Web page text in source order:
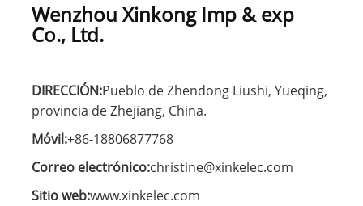
Wenzhou Xinkong Imp & exp
Co., Ltd.
DIRECCIÓN:Pueblo de Zhendong Liushi, Yueqing,
provincia de Zhejiang, China.
Móvil:+86-18806877768
Correo electrónico:christine@xinkelec.com
Sitio web:www.xinkelec.com